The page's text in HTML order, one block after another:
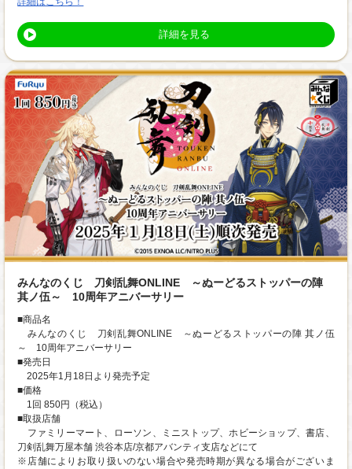
詳細を見る
みんなのくじ 刀剣乱舞ONLINE ～ぬーどるストッパーの陣
其ノ伍～ 10周年アニバーサリー
■商品名
みんなのくじ 刀剣乱舞ONLINE ～ぬーどるストッパーの陣 其ノ伍
～ 10周年アニバーサリー
■発売日
2025年1月18日より発売予定
■価格
1回 850円（税込）
■取扱店舗
ファミリーマート、ローソン、ミニストップ、ホビーショップ、書店、
刀剣乱舞万屋本舗 渋谷本店/京都アバンティ支店などにて
※店舗によりお取り扱いのない場合や発売時期が異なる場合がございま